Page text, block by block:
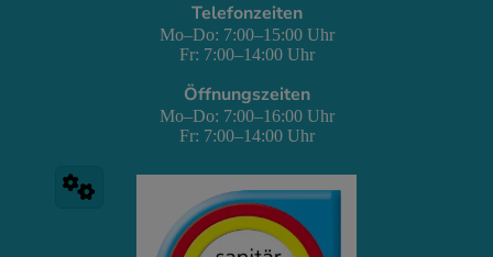
Telefonzeiten
Mo–Do: 7:00–15:00 Uhr
Fr: 7:00–14:00 Uhr
Öffnungszeiten
Mo–Do: 7:00–16:00 Uhr
Fr: 7:00–14:00 Uhr